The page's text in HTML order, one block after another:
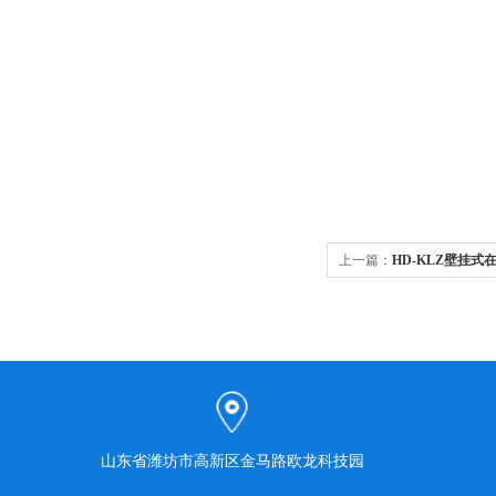
上一篇： HD-KLZ壁挂式
山东省潍坊市高新区金马路欧龙科技园